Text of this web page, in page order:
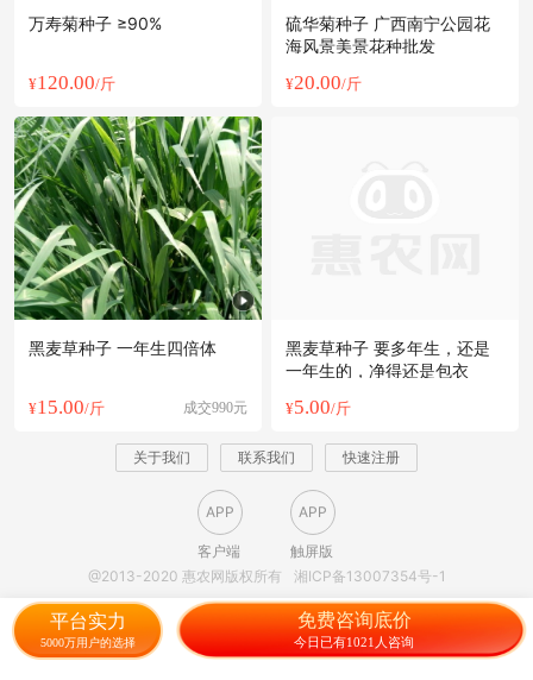
万寿菊种子 ≥90%
¥120.00/斤
硫华菊种子 广西南宁公园花
海风景美景花种批发
¥20.00/斤
黑麦草种子 一年生四倍体
¥15.00/斤 成交990元
黑麦草种子 要多年生，还是
一年生的，净得还是包衣
¥5.00/斤
关于我们 联系我们 快速注册
APP
客户端
APP
触屏版
@2013-2020 惠农网版权所有
湘ICP备13007354号-1
平台实力
5000万用户的选择
免费咨询底价
今日已有1021人咨询